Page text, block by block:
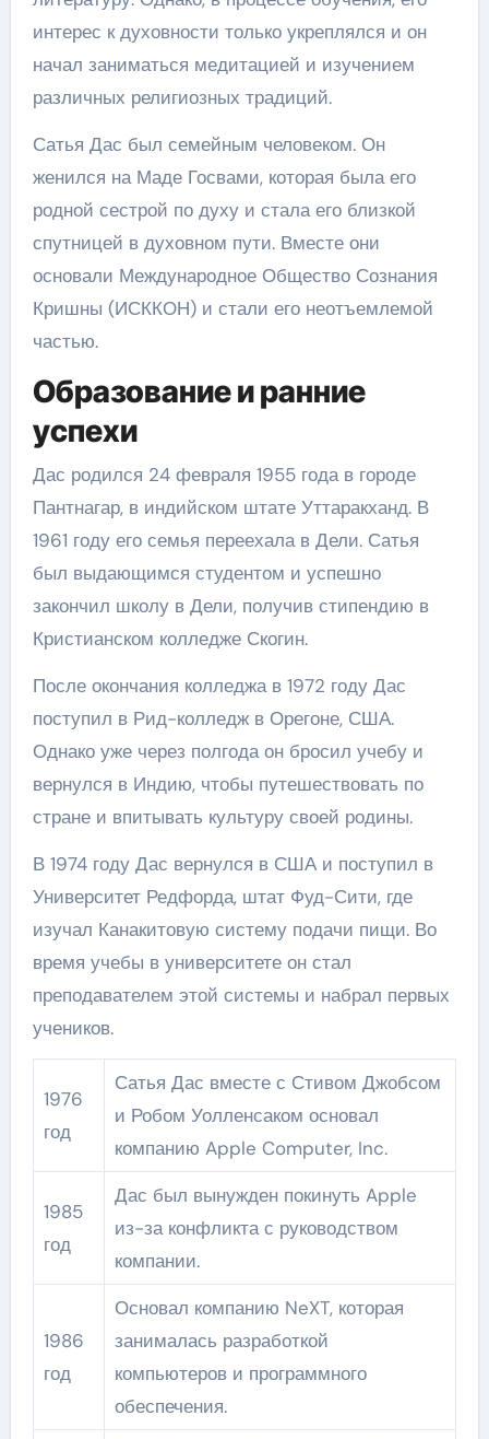
интерес к духовности только укреплялся и он
начал заниматься медитацией и изучением
различных религиозных традиций.
Сатья Дас был семейным человеком. Он
женился на Маде Госвами, которая была его
родной сестрой по духу и стала его близкой
спутницей в духовном пути. Вместе они
основали Международное Общество Сознания
Кришны (ИСККОН) и стали его неотъемлемой
частью.
Образование и ранние
успехи
Дас родился 24 февраля 1955 года в городе
Пантнагар, в индийском штате Уттаракханд. В
1961 году его семья переехала в Дели. Сатья
был выдающимся студентом и успешно
закончил школу в Дели, получив стипендию в
Кристианском колледже Скогин.
После окончания колледжа в 1972 году Дас
поступил в Рид-колледж в Орегоне, США.
Однако уже через полгода он бросил учебу и
вернулся в Индию, чтобы путешествовать по
стране и впитывать культуру своей родины.
В 1974 году Дас вернулся в США и поступил в
Университет Редфорда, штат Фуд-Сити, где
изучал Канакитовую систему подачи пищи. Во
время учебы в университете он стал
преподавателем этой системы и набрал первых
учеников.
1976
год
Сатья Дас вместе с Стивом Джобсом
и Робом Уолленсаком основал
компанию Apple Computer, Inc.
1985
год
Дас был вынужден покинуть Apple
из-за конфликта с руководством
компании.
1986
год
Основал компанию NeXT, которая
занималась разработкой
компьютеров и программного
обеспечения.